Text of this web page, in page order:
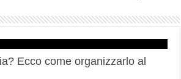
Ecco come organizzarlo al